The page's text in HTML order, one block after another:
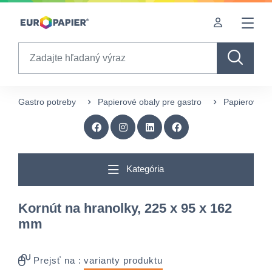
Table Of Content
Doplnkové produkty
Zaujímavé produkty pre Vás
Gastro potreby Papierové obaly pre gastro Papierové
Kategória
Kornút na hranolky, 225 x 95 x 162
mm
Prejsť na : varianty produktu